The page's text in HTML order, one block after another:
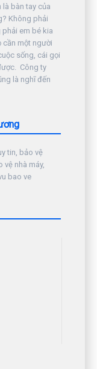
là bàn tay của
Không phải
em bé kia
cần một người
sống, cái gọi
Công ty
là nghĩ đến
tin, bảo vệ
vệ nhà máy,
bao ve